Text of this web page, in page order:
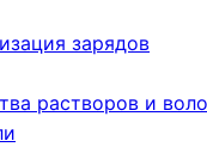
зарядов
растворов и